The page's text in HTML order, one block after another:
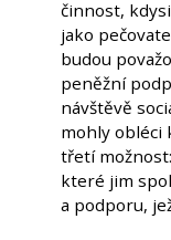
činnost,
jako
budou
peněžní
návštěvě
mohly obléci
třetí
které jim
a podporu,